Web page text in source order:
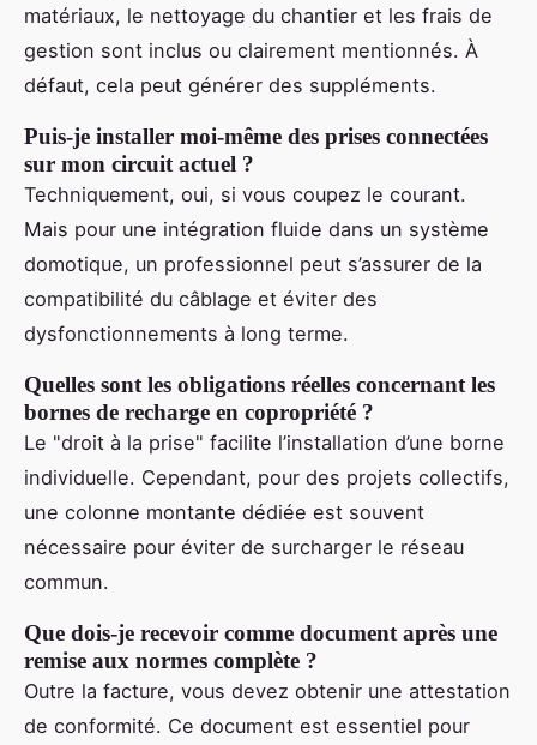
matériaux, le nettoyage du chantier et les frais de
gestion sont inclus ou clairement mentionnés. À
défaut, cela peut générer des suppléments.
Puis-je installer moi-même des prises connectées
sur mon circuit actuel ?
Techniquement, oui, si vous coupez le courant.
Mais pour une intégration fluide dans un système
domotique, un professionnel peut s’assurer de la
compatibilité du câblage et éviter des
dysfonctionnements à long terme.
Quelles sont les obligations réelles concernant les
bornes de recharge en copropriété ?
Le "droit à la prise" facilite l’installation d’une borne
individuelle. Cependant, pour des projets collectifs,
une colonne montante dédiée est souvent
nécessaire pour éviter de surcharger le réseau
commun.
Que dois-je recevoir comme document après une
remise aux normes complète ?
Outre la facture, vous devez obtenir une attestation
de conformité. Ce document est essentiel pour